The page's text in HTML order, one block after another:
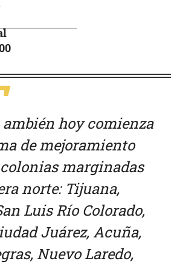
ambién hoy comienza
de mejoramiento
marginadas
norte: Tijuana,
Luis Río Colorado,
Juárez, Acuña,
Nuevo Laredo,